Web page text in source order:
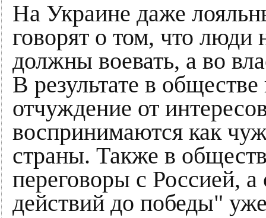
На Украине даже
говорят о том, что люди
должны воевать, а во
В результате в
отчуждение от
воспринимаются как
страны. Также в
переговоры с Россией,
действий до победы"